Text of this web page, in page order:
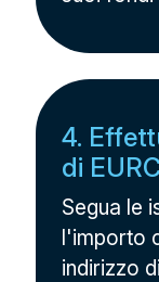
4.
di EURC
Segua le
l'importo
indirizzo